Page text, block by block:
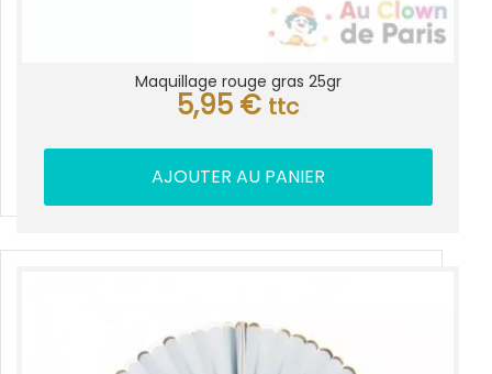
Maquillage rouge gras 25gr
5,95 € ttc
AJOUTER AU PANIER